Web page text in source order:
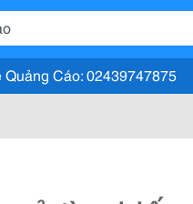
Quảng Cáo: 02439747875